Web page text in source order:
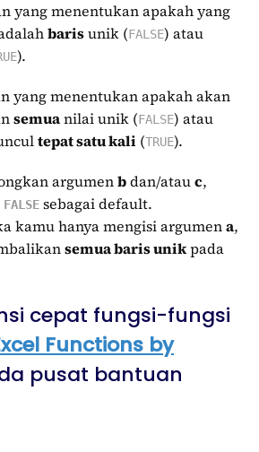
yang menentukan apakah yang
barisunik (FALSE) atau
).
yang menentukan apakah akan
semuanilai unik (FALSE) atau
tepat satu kali (TRUE).
argumenbdan/atauc,
FALSE sebagai default.
kamu hanya mengisi argumena,
semua baris unikpada
cepat fungsi-fungsi
Functions by
pusat bantuan